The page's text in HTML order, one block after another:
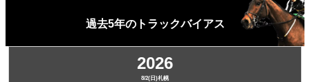
過去5年のトラックバイアス
2026
8/2(日)札幌